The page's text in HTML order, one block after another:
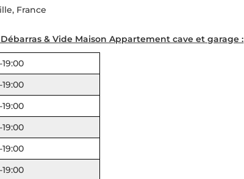
France
& Vide Maison Appartement cave et garage :